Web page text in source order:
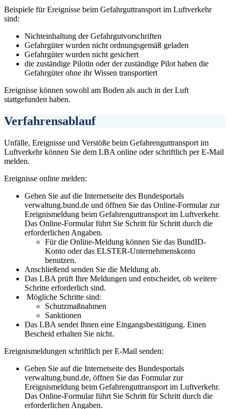
Beispiele für Ereignisse beim Gefahrguttransport im Luftverkehr
sind:
Nichteinhaltung der Gefahrgutvorschriften
Gefahrgüter wurden nicht ordnungsgemäß geladen
Gefahrgüter wurden nicht gesichert
die zuständige Pilotin oder der zuständige Pilot haben die
Gefahrgüter ohne ihr Wissen transportiert
Ereignisse können sowohl am Boden als auch in der Luft
stattgefunden haben.
Verfahrensablauf
Unfälle, Ereignisse und Verstöße beim Gefahrenguttransport im
Luftverkehr können Sie dem LBA online oder schriftlich per E-Mail
melden.
Ereignisse online melden:
Gehen Sie auf die Internetseite des Bundesportals
verwaltung.bund.de und öffnen Sie das Online-Formular zur
Ereignismeldung beim Gefahrenguttransport im Luftverkehr.
Das Online-Formular führt Sie Schritt für Schritt durch die
erforderlichen Angaben.
Für die Online-Meldung können Sie das BundID-
Konto oder das ELSTER-Unternehmenskonto
benutzen.
Anschließend senden Sie die Meldung ab.
Das LBA prüft Ihre Meldungen und entscheidet, ob weitere
Schritte erforderlich sind.
Mögliche Schritte sind:
Schutzmaßnahmen
Sanktionen
Das LBA sendet Ihnen eine Eingangsbestätigung. Einen
Bescheid erhalten Sie nicht.
Ereignismeldungen schriftlich per E-Mail senden:
Gehen Sie auf die Internetseite des Bundesportals
verwaltung.bund.de, öffnen Sie das Formular zur
Ereignismeldung beim Gefahrenguttransport im Luftverkehr.
Das Online-Formular führt Sie Schritt für Schritt durch die
erforderlichen Angaben.